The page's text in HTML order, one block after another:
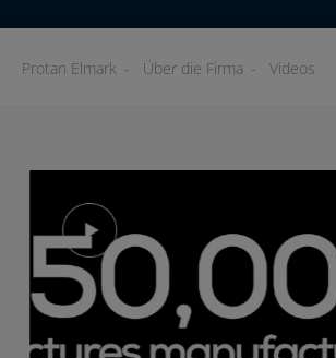
Protan Elmark - Über die Firma - Videos